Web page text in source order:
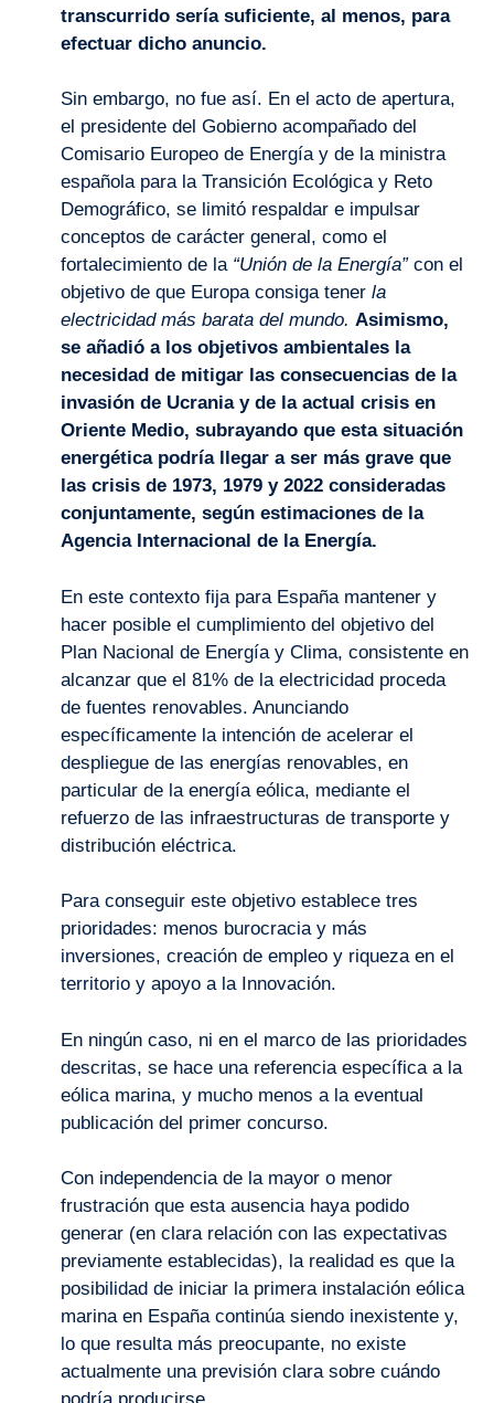
transcurrido sería suficiente, al menos, para
efectuar dicho anuncio.
Sin embargo, no fue así. En el acto de apertura,
el presidente del Gobierno acompañado del
Comisario Europeo de Energía y de la ministra
española para la Transición Ecológica y Reto
Demográfico, se limitó respaldar e impulsar
conceptos de carácter general, como el
fortalecimiento de la “Unión de la Energía”con el
objetivo de que Europa consiga tener la
electricidad más barata del mundo. Asimismo,
se añadió a los objetivos ambientales la
necesidad de mitigar las consecuencias de la
invasión de Ucrania y de la actual crisis en
Oriente Medio, subrayando que esta situación
energética podría llegar a ser más grave que
las crisis de 1973, 1979 y 2022 consideradas
conjuntamente, según estimaciones de la
Agencia Internacional de la Energía.
En este contexto fija para España mantener y
hacer posible el cumplimiento del objetivo del
Plan Nacional de Energía y Clima, consistente en
alcanzar que el 81% de la electricidad proceda
de fuentes renovables. Anunciando
específicamente la intención de acelerar el
despliegue de las energías renovables, en
particular de la energía eólica, mediante el
refuerzo de las infraestructuras de transporte y
distribución eléctrica.
Para conseguir este objetivo establece tres
prioridades: menos burocracia y más
inversiones, creación de empleo y riqueza en el
territorio y apoyo a la Innovación.
En ningún caso, ni en el marco de las prioridades
descritas, se hace una referencia específica a la
eólica marina, y mucho menos a la eventual
publicación del primer concurso.
Con independencia de la mayor o menor
frustración que esta ausencia haya podido
generar (en clara relación con las expectativas
previamente establecidas), la realidad es que la
posibilidad de iniciar la primera instalación eólica
marina en España continúa siendo inexistente y,
lo que resulta más preocupante, no existe
actualmente una previsión clara sobre cuándo